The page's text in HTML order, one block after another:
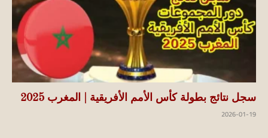
سجل نتائج بطولة كأس الأمم الأفريقية | المغرب 2025
2026-01-19